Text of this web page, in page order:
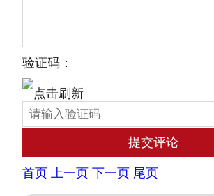
验证码：
首页 上一页 下一页 尾页